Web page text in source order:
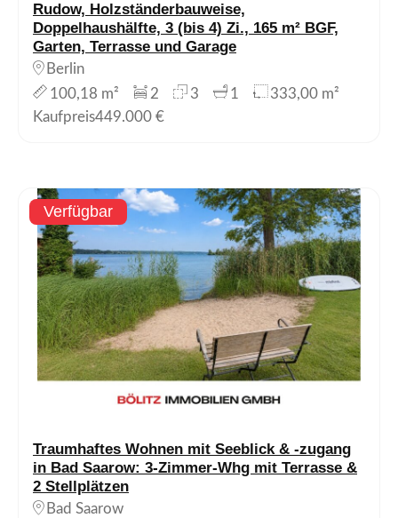
Rudow, Holzständerbauweise,
Doppelhaushälfte, 3 (bis 4) Zi., 165 m² BGF,
Garten, Terrasse und Garage
Berlin
100,18 m²
2 3 1
333,00 m²
Kaufpreis449.000 €
Verfügbar
Traumhaftes Wohnen mit Seeblick & -zugang
in Bad Saarow: 3-Zimmer-Whg mit Terrasse &
2 Stellplätzen
Bad Saarow